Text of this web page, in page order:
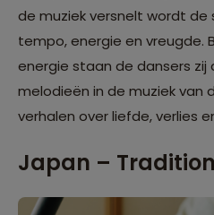
de muziek versnelt wordt de
tempo, energie en vreugde.
energie staan de dansers zij
melodieën in de muziek van
verhalen over liefde, verlies
Japan –